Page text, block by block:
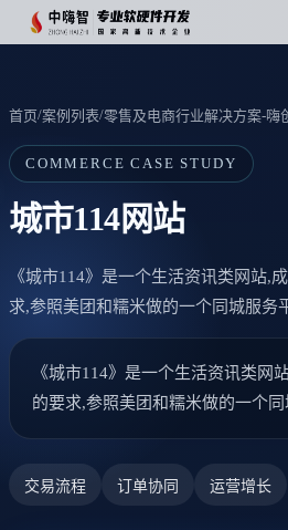
首页/案例列表/零售及电商行业解决方案-嗨
COMMERCE CASE STUDY
城市114网站
《城市114》是一个生活资讯类网站,
求,参照美团和糯米做的一个同城服务
《城市114》是一个生活资讯类网
的要求,参照美团和糯米做的一个
交易流程 订单协同 运营增长